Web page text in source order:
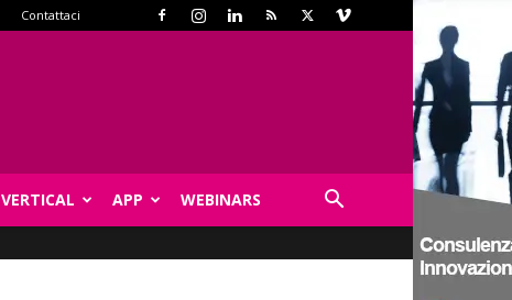
Contattaci
VERTICAL APP WEBINARS